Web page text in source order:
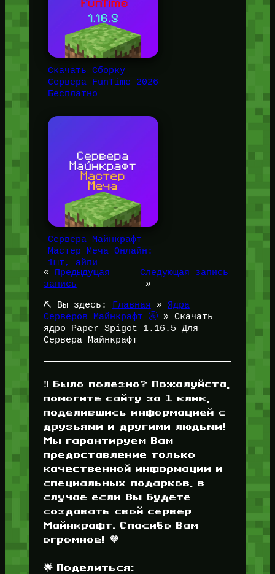
Скачать Сборку
Сервера FunTime 2026
Бесплатно
Сервера Майнкрафт
Мастер Меча Онлайн:
1шт, айпи
«
Предыдущая
запись
Следующая запись
»
⛏️ Вы здесь: Главная » Ядра
Серверов Майнкрафт 🚰» Скачать
ядро Paper Spigot 1.16.5 Для
Сервера Майнкрафт
‼️ Было полезно? Пожалуйста,
помогите сайту за 1 клик,
поделившись информацией с
друзьями и другими людьми!
Мы гарантируем Вам
предоставление только
качественной информации и
специальных подарков, в
случае если Вы будете
создавать свой сервер
Майнкрафт. Спасибо Вам
огромное! 💜
🌟 Поделиться: